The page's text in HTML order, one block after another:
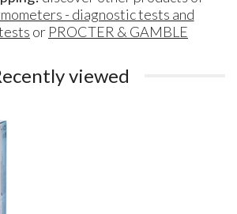
- diagnostic tests and
or PROCTER & GAMBLE
viewed